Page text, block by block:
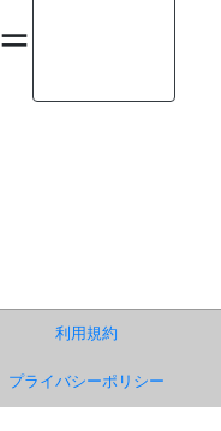
＝
利用規約
プライバシーポリシー